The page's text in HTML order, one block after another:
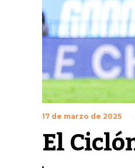
17 de marzo de 2025
El